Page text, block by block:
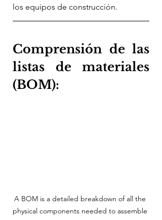
los equipos de construcción.
Comprensión de las
listas de materiales
(BOM):
A BOM is a detailed breakdown of all the
physical components needed to assemble